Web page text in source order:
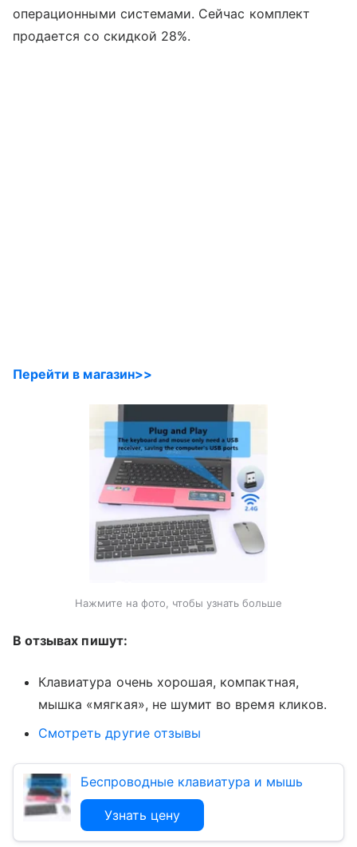
операционными системами. Сейчас комплект
продается со скидкой 28%.
Перейти в магазин>>
Нажмите на фото, чтобы узнать больше
В отзывах пишут:
Клавиатура очень хорошая, компактная,
мышка «мягкая», не шумит во время кликов.
Смотреть другие отзывы
Беспроводные клавиатура и мышь
Узнать цену